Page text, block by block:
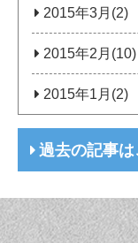
2015年3月(2)
2015年2月(10)
2015年1月(2)
過去の記事は